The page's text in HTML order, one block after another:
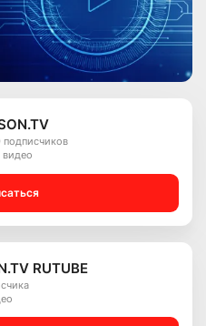
подписчиков
видео
RUTUBE